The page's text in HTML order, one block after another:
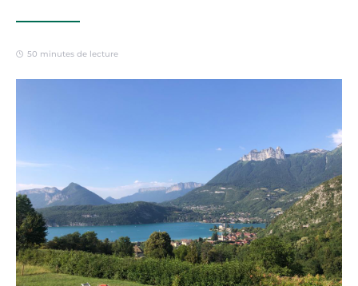
50 minutes de lecture